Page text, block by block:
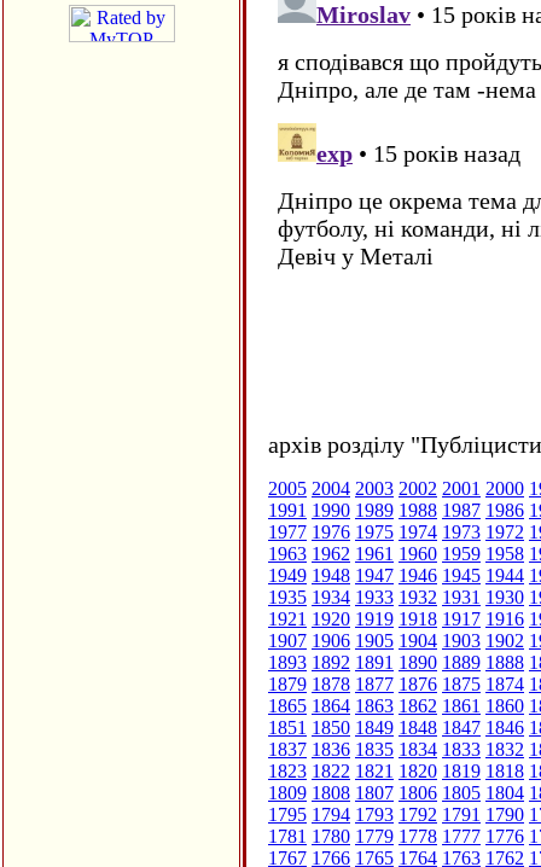
архів розділу
2005 2004 2003 2002 2001 2000
1991 1990 1989 1988 1987 1986
1977 1976 1975 1974 1973 1972
1963 1962 1961 1960 1959 1958
1949 1948 1947 1946 1945 1944
1935 1934 1933 1932 1931 1930
1921 1920 1919 1918 1917 1916
1907 1906 1905 1904 1903 1902
1893 1892 1891 1890 1889 1888
1879 1878 1877 1876 1875 1874
1865 1864 1863 1862 1861 1860
1851 1850 1849 1848 1847 1846
1837 1836 1835 1834 1833 1832
1823 1822 1821 1820 1819 1818
1809 1808 1807 1806 1805 1804
1795 1794 1793 1792 1791 1790
1781 1780 1779 1778 1777 1776
1767 1766 1765 1764 1763 1762